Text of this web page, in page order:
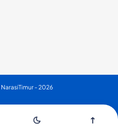
NarasiTimur - 2026